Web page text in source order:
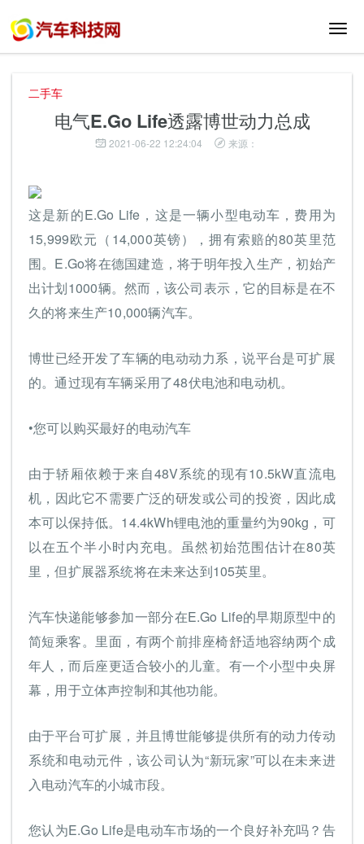
切
二手车
电气E.Go Life透露博世动力总成
2021-06-22 12:24:04 来源：
这是新的E.Go Life，这是一辆小型电动车，费用为
15,999欧元（14,000英镑），拥有索赔的80英里范
围。E.Go将在德国建造，将于明年投入生产，初始产
出计划1000辆。然而，该公司表示，它的目标是在不
久的将来生产10,000辆汽车。
博世已经开发了车辆的电动动力系，说平台是可扩展
的。通过现有车辆采用了48伏电池和电动机。
•您可以购买最好的电动汽车
由于轿厢依赖于来自48V系统的现有10.5kW直流电
机，因此它不需要广泛的研发或公司的投资，因此成
本可以保持低。14.4kWh锂电池的重量约为90kg，可
以在五个半小时内充电。虽然初始范围估计在80英
里，但扩展器系统将在未来达到105英里。
汽车快递能够参加一部分在E.Go Life的早期原型中的
简短乘客。里面，有两个前排座椅舒适地容纳两个成
年人，而后座更适合较小的儿童。有一个小型中央屏
幕，用于立体声控制和其他功能。
由于平台可扩展，并且博世能够提供所有的动力传动
系统和电动元件，该公司认为“新玩家”可以在未来进
入电动汽车的小城市段。
您认为E.Go Life是电动车市场的一个良好补充吗？告